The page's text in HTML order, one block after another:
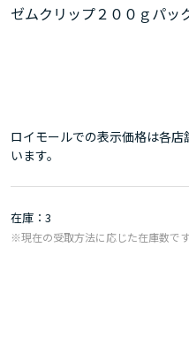
ゼムクリップ２００ｇパッ
ロイモールでの表示価格は各
います。
在庫 3
※現在の受取方法に応じた在庫数で